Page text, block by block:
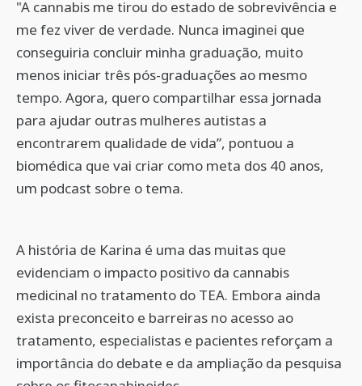
"A cannabis me tirou do estado de sobrevivência e
me fez viver de verdade. Nunca imaginei que
conseguiria concluir minha graduação, muito
menos iniciar três pós-graduações ao mesmo
tempo. Agora, quero compartilhar essa jornada
para ajudar outras mulheres autistas a
encontrarem qualidade de vida”, pontuou a
biomédica que vai criar como meta dos 40 anos,
um podcast sobre o tema.
A história de Karina é uma das muitas que
evidenciam o impacto positivo da cannabis
medicinal no tratamento do TEA. Embora ainda
exista preconceito e barreiras no acesso ao
tratamento, especialistas e pacientes reforçam a
importância do debate e da ampliação da pesquisa